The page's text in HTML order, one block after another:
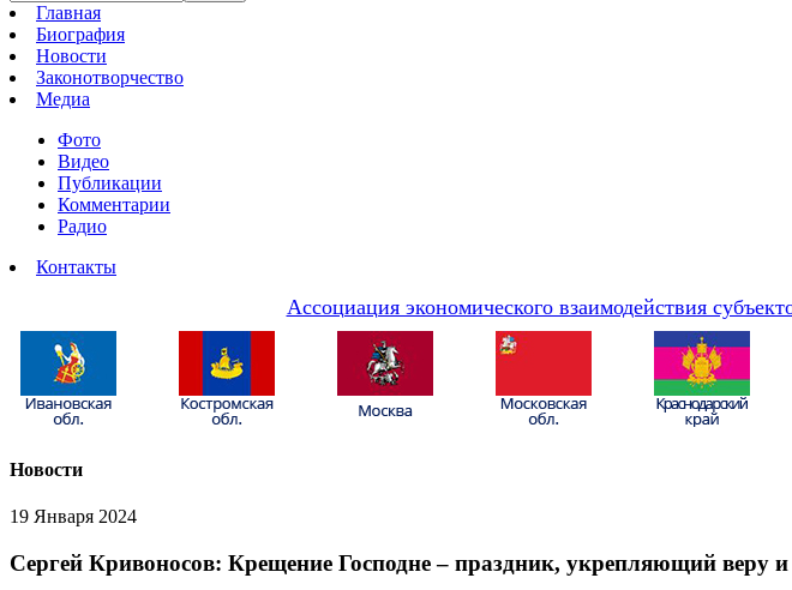
Главная
Биография
Новости
Законотворчество
Медиа
Фото
Видео
Публикации
Комментарии
Радио
Контакты
Ассоциация экономического взаимодействия
Новости
19 Января 2024
Сергей Кривоносов: Крещение Господне – праздник, укрепляющий веру